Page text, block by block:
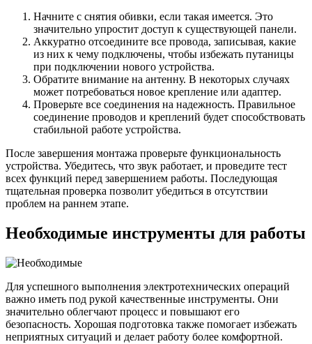
Начните с снятия обивки, если такая имеется. Это
значительно упростит доступ к существующей панели.
Аккуратно отсоедините все провода, записывая, какие
из них к чему подключены, чтобы избежать путаницы
при подключении нового устройства.
Обратите внимание на антенну. В некоторых случаях
может потребоваться новое крепление или адаптер.
Проверьте все соединения на надежность. Правильное
соединение проводов и креплений будет способствовать
стабильной работе устройства.
После завершения монтажа проверьте функциональность
устройства. Убедитесь, что звук работает, и проведите тест
всех функций перед завершением работы. Последующая
тщательная проверка позволит убедиться в отсутствии
проблем на раннем этапе.
Необходимые инструменты для работы
Для успешного выполнения электротехнических операций
важно иметь под рукой качественные инструменты. Они
значительно облегчают процесс и повышают его
безопасность. Хорошая подготовка также помогает избежать
неприятных ситуаций и делает работу более комфортной.